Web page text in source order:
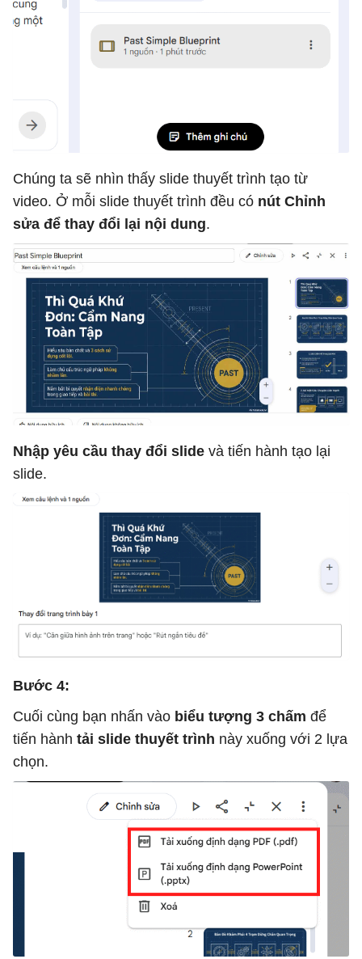
Chúng ta sẽ nhìn thấy slide thuyết trình tạo từ
video. Ở mỗi slide thuyết trình đều có nút Chỉnh
sửa để thay đổi lại nội dung.
Nhập yêu cầu thay đổi slide và tiến hành tạo lại
slide.
Bước 4:
Cuối cùng bạn nhấn vào biểu tượng 3 chấm để
tiến hành tải slide thuyết trình này xuống với 2 lựa
chọn.